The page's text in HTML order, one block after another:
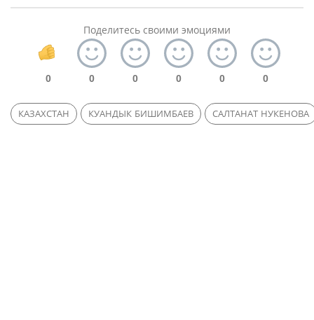
Поделитесь своими эмоциями
0 0 0 0 0 0
КАЗАХСТАН КУАНДЫК БИШИМБАЕВ САЛТАНАТ НУКЕНОВА